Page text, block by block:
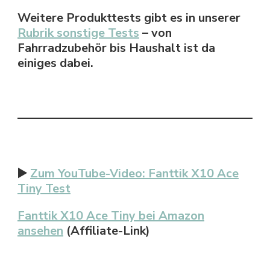
Weitere Produkttests gibt es in unserer
Rubrik sonstige Tests – von
Fahrradzubehör bis Haushalt ist da
einiges dabei.
▶️ Zum YouTube-Video: Fanttik X10 Ace
Tiny Test
Fanttik X10 Ace Tiny bei Amazon
ansehen (Affiliate-Link)